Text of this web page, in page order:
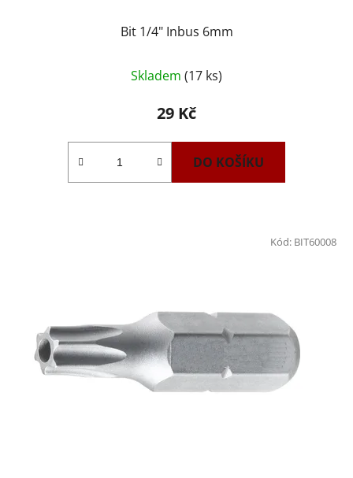
Bit 1/4" Inbus 6mm
Skladem (17 ks)
29 Kč
DO KOŠÍKU
Kód: BIT60008